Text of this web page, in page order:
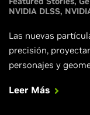
NVIDIA DLSS
Las nuevas
precisión,
personajes y
Leer Más